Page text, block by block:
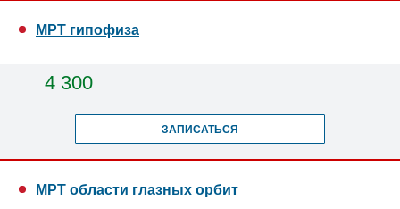
МРТ гипофиза
4 300
ЗАПИСАТЬСЯ
МРТ области глазных орбит